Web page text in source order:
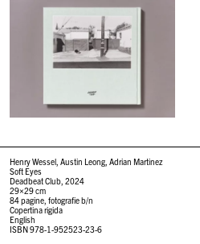
Henry Wessel, Austin Leong, Adrian Martinez
Soft Eyes
Deadbeat Club, 2024
29×29 cm
84 pagine, fotografie b/n
Copertina rigida
English
ISBN 978-1-952523-23-6